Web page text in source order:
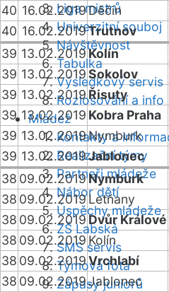
Liga mistrů
Univerzitní souboj
Návštěvnost
Tabulka
Výsledkový servis
Rozlosování a info
Mládež
Kontakty a
Realizační týmy
Partneři mládeže
Nábor dětí
Úspěchy mládeže
ZŠ Labská
SMS servis
Týmová fota
Zápasy juniorů
40 16.02.2019Děčín
40 16.02.2019Trutnov
39 13.02.2019Kolín
39 13.02.2019Sokolov
39 13.02.2019Řisuty
39 13.02.2019 Kobra Praha
39 13.02.2019Nymburk
39 13.02.2019Jablonec
38 09.02.2019 Nymburk
38 09.02.2019Letňany
38 09.02.2019Dvůr Králové
38 09.02.2019 Kolín
38 09.02.2019Vrchlabí
38 09.02.2019Jablonec